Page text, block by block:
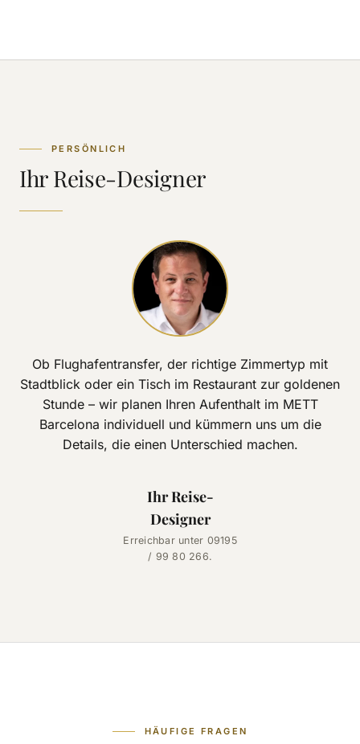
PERSÖNLICH
Ihr Reise-Designer
Ob Flughafentransfer, der richtige Zimmertyp mit
Stadtblick oder ein Tisch im Restaurant zur goldenen
Stunde – wir planen Ihren Aufenthalt im METT
Barcelona individuell und kümmern uns um die
Details, die einen Unterschied machen.
Ihr Reise-
Designer
Erreichbar unter 09195
/ 99 80 266.
HÄUFIGE FRAGEN